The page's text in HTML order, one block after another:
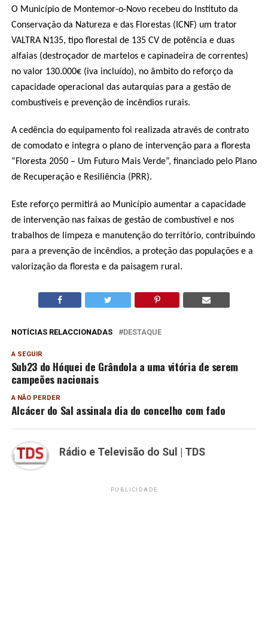
O Município de Montemor-o-Novo recebeu do Instituto da
Conservação da Natureza e das Florestas (ICNF) um trator
VALTRA N135, tipo florestal de 135 CV de potência e duas
alfaias (destroçador de martelos e capinadeira de correntes)
no valor 130.000€ (iva incluído), no âmbito do reforço da
capacidade operacional das autarquias para a gestão de
combustíveis e prevenção de incêndios rurais.
A cedência do equipamento foi realizada através de contrato
de comodato e integra o plano de intervenção para a floresta
“Floresta 2050 – Um Futuro Mais Verde”, financiado pelo Plano
de Recuperação e Resiliência (PRR).
Este reforço permitirá ao Município aumentar a capacidade
de intervenção nas faixas de gestão de combustível e nos
trabalhos de limpeza e manutenção do território, contribuindo
para a prevenção de incêndios, a proteção das populações e a
valorização da floresta e da paisagem rural.
NOTÍCIAS RELACCIONADAS DESTAQUE
A SEGUIR
Sub23 do Hóquei de Grândola a uma vitória de serem
campeões nacionais
A NÃO PERDER
Alcácer do Sal assinala dia do concelho com fado
Rádio e Televisão do Sul | TDS
PUBLICIDADE